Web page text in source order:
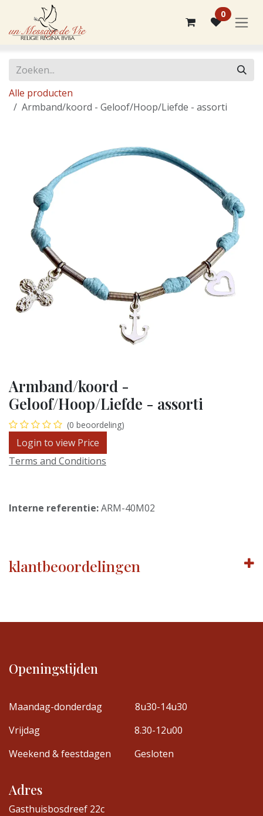
Overslaan naar inhoud
0
Alle producten
Armband/koord - Geloof/Hoop/Liefde - assorti
Armband/koord -
Geloof/Hoop/Liefde - assorti
(0 beoordeling)
Login to view Price
Terms and Conditions
Interne referentie:ARM-40M02
klantbeoordelingen
Openingstijden
Maandag-donderdag
8u30-14u30
Vrijdag
8.30-12u00
Weekend & feestdagen
Gesloten
Adres
Gasthuisbosdreef 22c